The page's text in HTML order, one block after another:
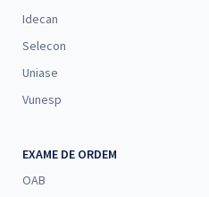
Idecan
Selecon
Uniase
Vunesp
EXAME DE ORDEM
OAB